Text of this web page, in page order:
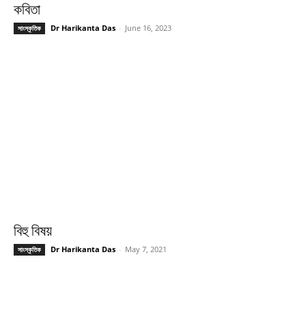
কবিতা
সাংস্কৃতিক Dr Harikanta Das - June 16, 2023
বিহু বিষয়
সাংস্কৃতিক Dr Harikanta Das - May 7, 2021